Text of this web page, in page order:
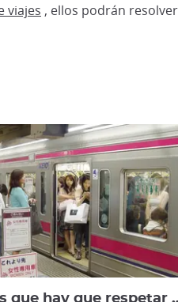
viajes , ellos podrán
que respetar en los trenes japoneses